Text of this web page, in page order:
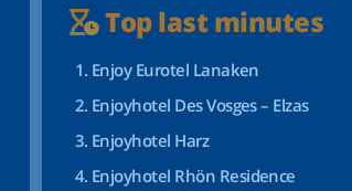
Top last minutes
Enjoy Eurotel Lanaken
Enjoyhotel Des Vosges – Elzas
Enjoyhotel Harz
Enjoyhotel Rhön Residence